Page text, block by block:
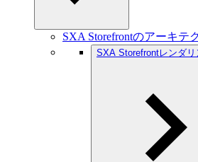
SXA Storefrontのアーキテ
SXA Storefrontレンダリ